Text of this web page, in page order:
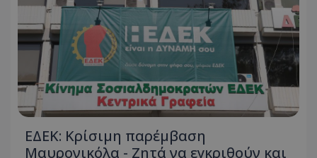
ΕΔΕΚ: Κρίσιμη παρέμβαση
Μαυρονικόλα - Ζητά να εγκριθούν και